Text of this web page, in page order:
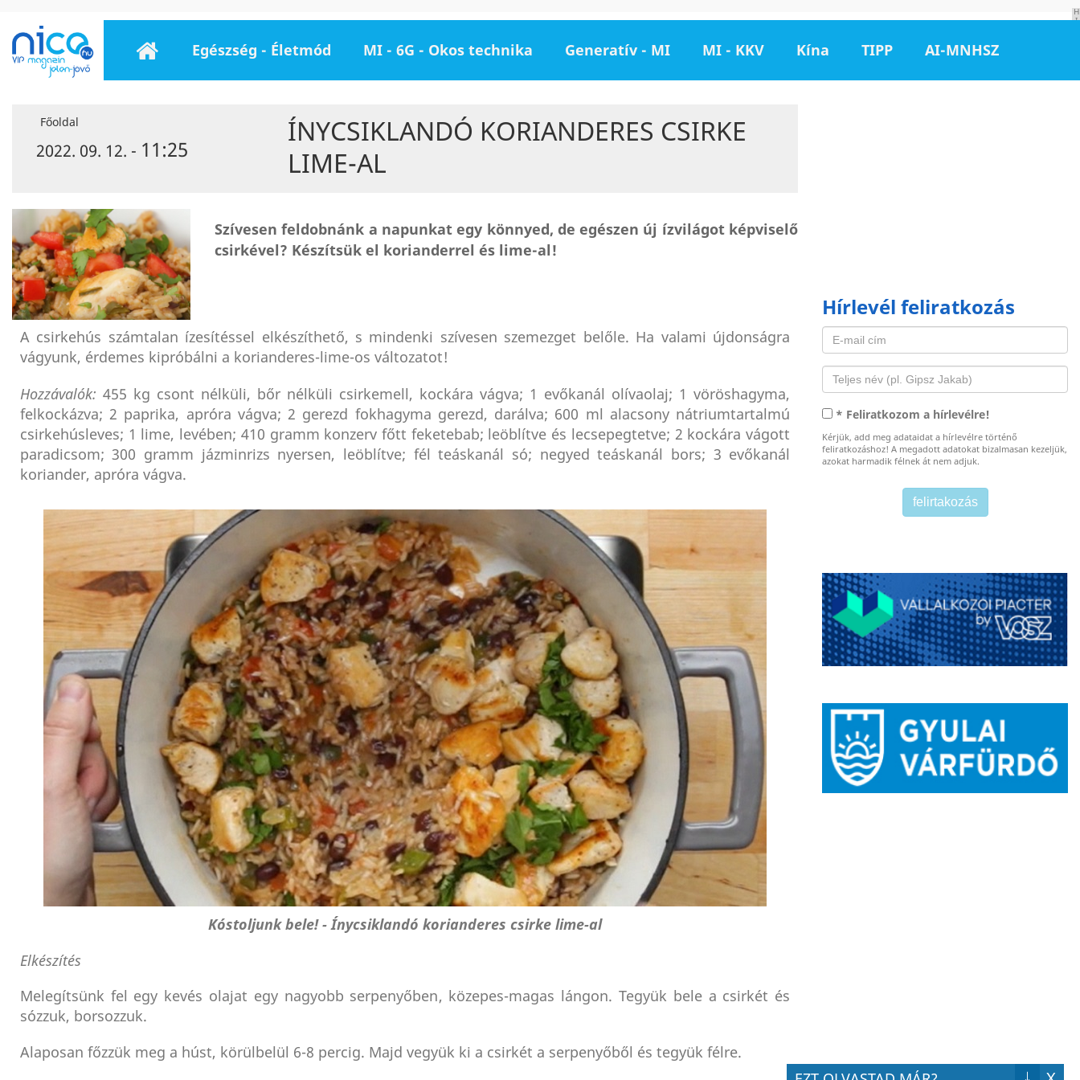
H
I
Egészség - Életmód MI - 6G - Okos technika Generatív - MI MI - KKV Kína TIPP AI-MNHSZ
Főoldal
2022. 09. 12. - 11:25
ÍNYCSIKLANDÓ KORIANDERES CSIRKE
LIME-AL
Szívesen feldobnánk a napunkat egy könnyed, de egészen új ízvilágot képviselő
csirkével? Készítsük el korianderrel és lime-al!
A csirkehús számtalan ízesítéssel elkészíthető, s mindenki szívesen szemezget belőle. Ha valami újdonságra
vágyunk, érdemes kipróbálni a korianderes-lime-os változatot!
Hozzávalók: 455 kg csont nélküli, bőr nélküli csirkemell, kockára vágva; 1 evőkanál olívaolaj; 1 vöröshagyma,
felkockázva; 2 paprika, apróra vágva; 2 gerezd fokhagyma gerezd, darálva; 600 ml alacsony nátriumtartalmú
csirkehúsleves; 1 lime, levében; 410 gramm konzerv főtt feketebab; leöblítve és lecsepegtetve; 2 kockára vágott
paradicsom; 300 gramm jázminrizs nyersen, leöblítve; fél teáskanál só; negyed teáskanál bors; 3 evőkanál
koriander, apróra vágva.
Kóstoljunk bele! - Ínycsiklandó korianderes csirke lime-al
Elkészítés
Melegítsünk fel egy kevés olajat egy nagyobb serpenyőben, közepes-magas lángon. Tegyük bele a csirkét és
sózzuk, borsozzuk.
Alaposan főzzük meg a húst, körülbelül 6-8 percig. Majd vegyük ki a csirkét a serpenyőből és tegyük félre.
Hírlevél feliratkozás
* Feliratkozom a hírlevélre!
Kérjük, add meg adataidat a hírlevélre történő
feliratkozáshoz! A megadott adatokat bizalmasan kezeljük,
azokat harmadik félnek át nem adjuk.